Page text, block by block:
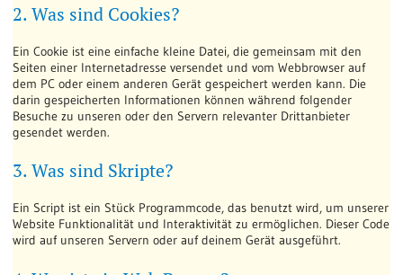
2. Was sind Cookies?
Ein Cookie ist eine einfache kleine Datei, die gemeinsam mit den
Seiten einer Internetadresse versendet und vom Webbrowser auf
dem PC oder einem anderen Gerät gespeichert werden kann. Die
darin gespeicherten Informationen können während folgender
Besuche zu unseren oder den Servern relevanter Drittanbieter
gesendet werden.
3. Was sind Skripte?
Ein Script ist ein Stück Programmcode, das benutzt wird, um unserer
Website Funktionalität und Interaktivität zu ermöglichen. Dieser Code
wird auf unseren Servern oder auf deinem Gerät ausgeführt.